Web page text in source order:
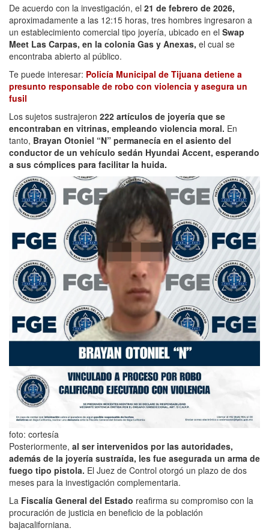
De acuerdo con la investigación, el 21 de febrero de 2026,
aproximadamente a las 12:15 horas, tres hombres ingresaron a
un establecimiento comercial tipo joyería, ubicado en el Swap
Meet Las Carpas, en la colonia Gas y Anexas, el cual se
encontraba abierto al público.
Te puede interesar: Policía Municipal de Tijuana detiene a
presunto responsable de robo con violencia y asegura un
fusil
Los sujetos sustrajeron 222 artículos de joyería que se
encontraban en vitrinas, empleando violencia moral. En
tanto, Brayan Otoniel “N” permanecía en el asiento del
conductor de un vehículo sedán Hyundai Accent, esperando
a sus cómplices para facilitar la huida.
foto: cortesía
Posteriormente, al ser intervenidos por las autoridades,
además de la joyería sustraída, les fue asegurada un arma de
fuego tipo pistola. El Juez de Control otorgó un plazo de dos
meses para la investigación complementaria.
La Fiscalía General del Estado reafirma su compromiso con la
procuración de justicia en beneficio de la población
bajacaliforniana.